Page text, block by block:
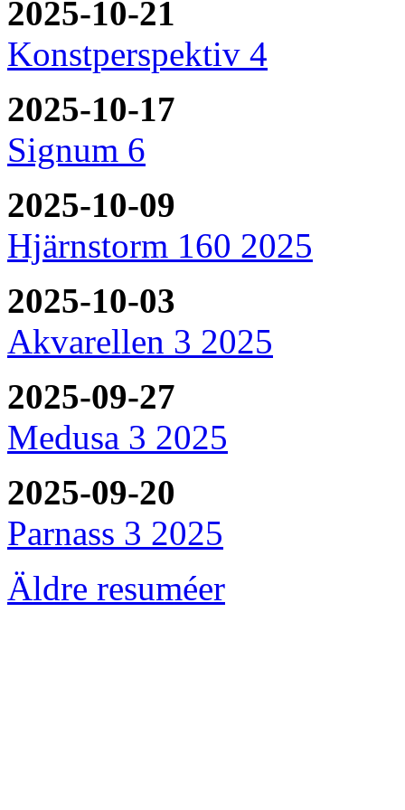
2025-10-21
Konstperspektiv 4
2025-10-17
Signum 6
2025-10-09
Hjärnstorm 160 2025
2025-10-03
Akvarellen 3 2025
2025-09-27
Medusa 3 2025
2025-09-20
Parnass 3 2025
Äldre resuméer